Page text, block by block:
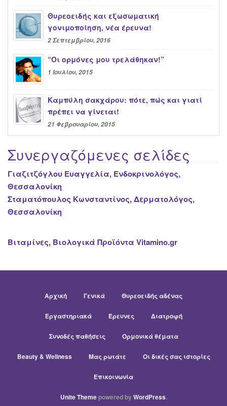
Θυρεοειδής και εξωσωματική
γονιμοποίηση, νέα έρευνα!
2 Σεπτεμβρίου, 2016
“Oι ορμόνες μου τρελάθηκαν!”
1 Ιουλίου, 2015
Καμπύλη σακχάρου: πότε, πώς και γιατί
πρέπει να γίνεται!
21 Φεβρουαρίου, 2015
Συνεργαζόμενες σελίδες
Γιαζιτζόγλου Ευαγγελία, Ενδοκρινολόγος,
Θεσσαλονίκη
Σταματόπουλος Κωνσταντίνος, Δερματολόγος,
Θεσσαλονίκη
Βιταμίνες, Βιολογικά Προϊόντα Vitamino.gr
Αρχική Γενικά Θυρεοειδής αδένας
Εργαστηριακά Έρευνες Διατροφή
Συνοδές παθήσεις Ορμονικά θέματα
Beauty & Wellness Μας ρωτάτε Οι δικές σας ιστορίες
Επικοινωνία
Unite Themepowered byWordPress.